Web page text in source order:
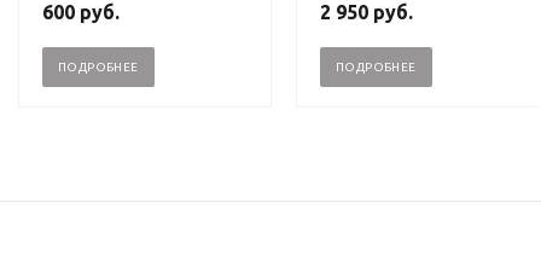
600 руб.
ПОДРОБНЕЕ
2 950 руб.
ПОДРОБНЕЕ